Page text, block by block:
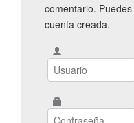
comentario. Puedes
cuenta creada.